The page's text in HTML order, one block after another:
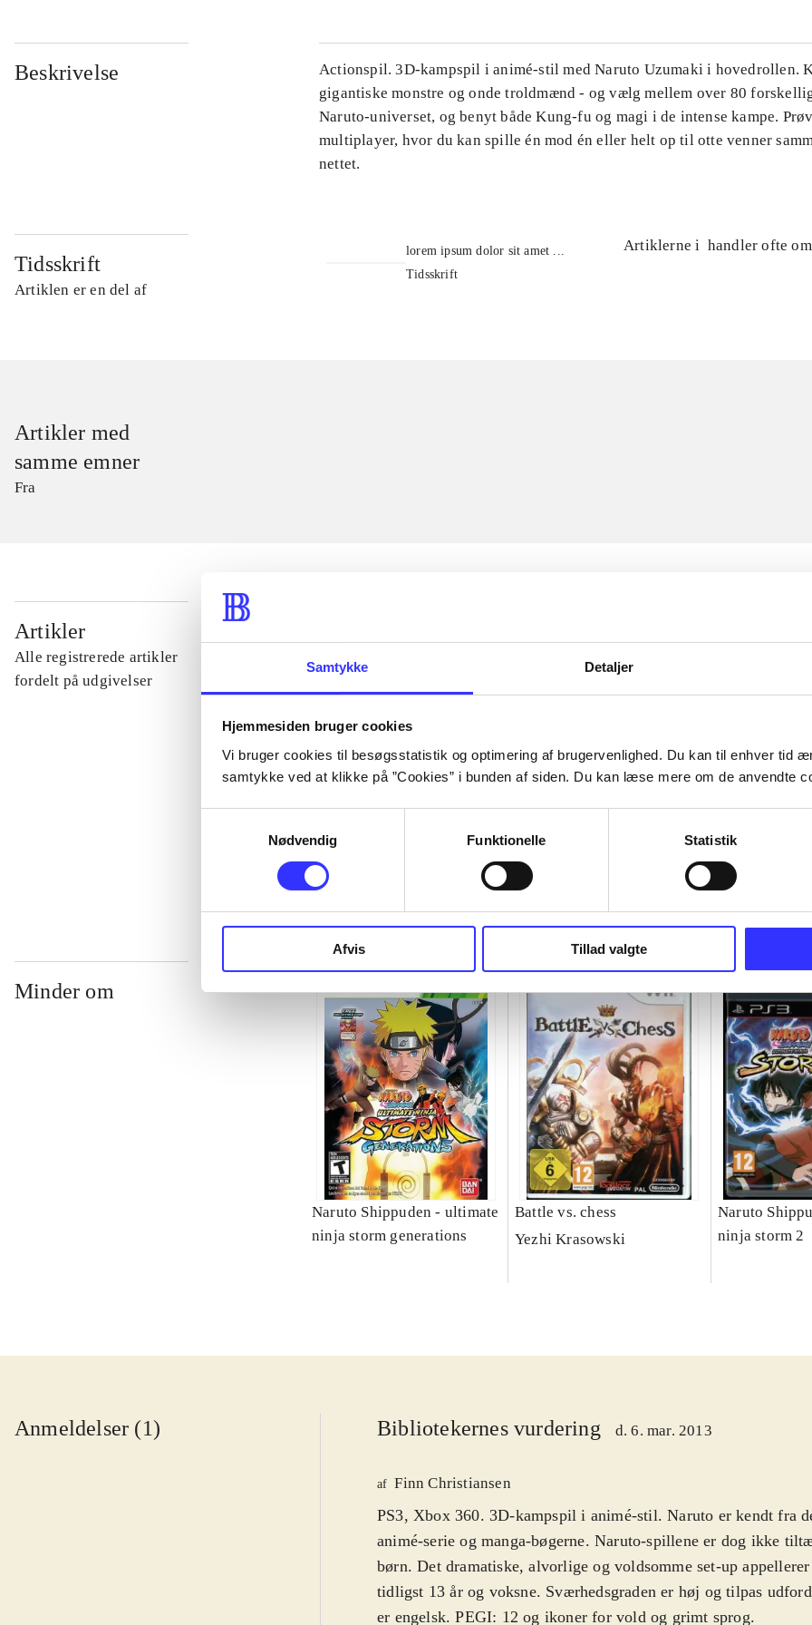
Samtykke Detaljer
Hjemmesiden bruger cookies
Vi bruger cookies til besøgsstatistik og optimering af brugervenlighed. Du kan til enhver tid
samtykke ved at klikke på ”Cookies” i bunden af siden. Du kan læse mere om de anvendte
Nødvendig
Funktionelle Statistik
Afvis Tillad valgte
Beskrivelse
Actionspil. 3D-kampspil i animé-stil med Naruto Uzumaki i hovedrollen.
gigantiske monstre og onde troldmænd - og vælg mellem over 80
Naruto-universet, og benyt både Kung-fu og magi i de intense kampe.
multiplayer, hvor du kan spille én mod én eller helt op til otte venner
nettet.
Tidsskrift
Artiklen er en del af
lorem ipsum dolor sit amet ...
Tidsskrift
Artiklerne i handler ofte om
Artikler med
samme emner
Fra
Artikler
Alle registrerede artikler
fordelt på udgivelser
Minder om
Naruto Shippuden - ultimate
ninja storm generations
Battle vs. chess
Yezhi Krasowski
Naruto
ninja storm 2
Anmeldelser (1) Bibliotekernes vurdering d. 6. mar. 2013
af Finn Christiansen
PS3, Xbox 360. 3D-kampspil i animé-stil. Naruto er kendt fra
animé-serie og manga-bøgerne. Naruto-spillene er dog ikke
børn. Det dramatiske, alvorlige og voldsomme set-up
tidligst 13 år og voksne. Sværhedsgraden er høj og tilpas
er engelsk. PEGI: 12 og ikoner for vold og grimt sprog.